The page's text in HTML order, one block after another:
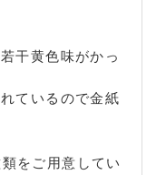
干黄色味がかっ
ているので金紙
をご用意してい